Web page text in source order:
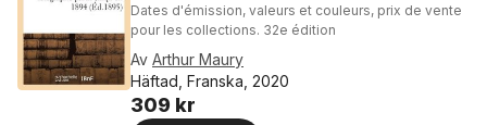
Dates d'émission, valeurs et couleurs, prix de vente
pour les collections. 32e édition
Av Arthur Maury
Häftad, Franska, 2020
309 kr